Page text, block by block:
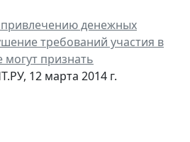
денежных
требований участия в
могут признать
12 марта 2014 г.